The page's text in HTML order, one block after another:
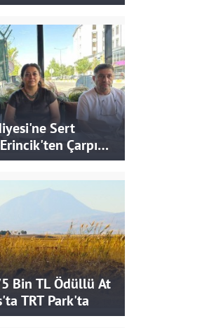
Sert
Çarpıcı
Bin TL Ödüllü At
TRT Park'ta